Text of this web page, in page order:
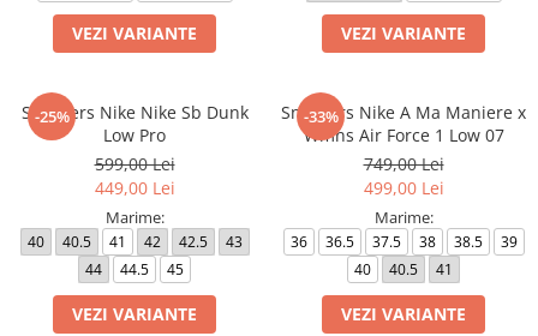
VEZI VARIANTE VEZI VARIANTE
-25%
Sneakers Nike Nike Sb Dunk
Low Pro
599,00 Lei
449,00 Lei
Marime:
40 40.5 41 42 42.5
43
44
44.5 45
VEZI VARIANTE
-33%
Sneakers Nike A Ma Maniere x
Wmns Air Force 1 Low 07
749,00 Lei
499,00 Lei
Marime:
36 36.5 37.5 38 38.5
39
40
40.5 41
VEZI VARIANTE